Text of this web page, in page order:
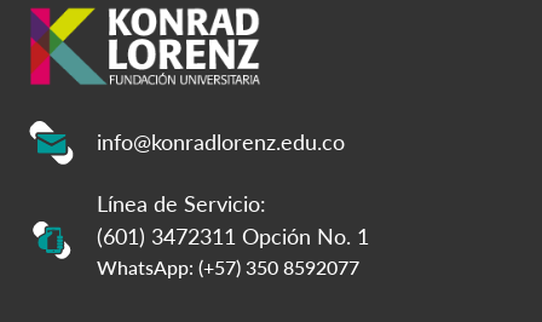
info@konradlorenz.edu.co
Línea de Servicio:
(601) 3472311 Opción No. 1
WhatsApp: (+57) 350 8592077